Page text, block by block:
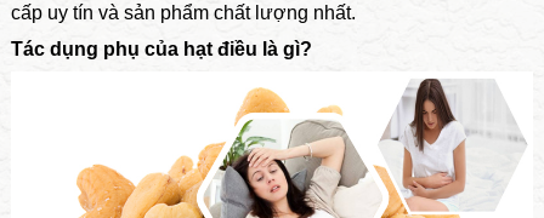
cấp uy tín và sản phẩm chất lượng nhất.
Tác dụng phụ của hạt điều là gì?